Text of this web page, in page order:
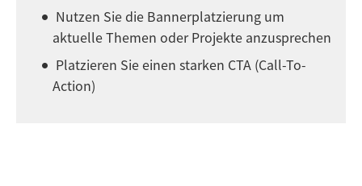
Nutzen Sie die Bannerplatzierung um
aktuelle Themen oder Projekte anzusprechen
Platzieren Sie einen starken CTA (Call-To-
Action)